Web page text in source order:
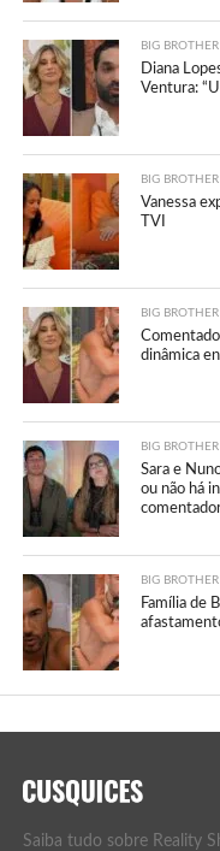
BIG BROTHER
Diana
Ventura:
BIG BROTHER
Vanessa
TVI
BIG BROTHER
dinâmica
BIG BROTHER
Sara e
ou não há
BIG BROTHER
Família de
Saiba tudo sobre Reality